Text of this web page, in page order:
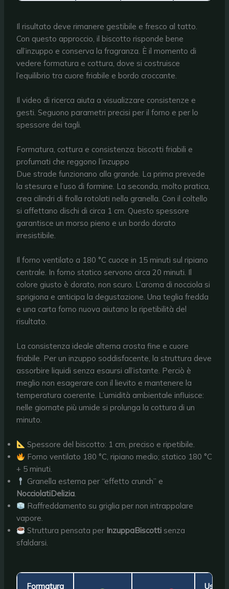
Il risultato deve rimanere gestibile e fresco al tatto.
Con questo approccio, il biscotto risponde bene
all’inzuppo e conserva la fragranza. È il momento di
vedere formatura e cottura, dove si costruisce
l’equilibrio tra cuore friabile e bordo croccante.
Il video di ricerca aiuta a visualizzare consistenze e
gesti. Seguono parametri precisi per il forno e per lo
spessore dei tagli.
Formatura, cottura e consistenza: biscotti friabili e
profumati che reggono l’inzuppo
Due strade funzionano alla grande. La prima prevede
la stesura e l’uso di formine. La seconda, molto pratica,
crea cilindri di frolla rotolati nella granella. Con il coltello
si affettano dischi di circa 1 cm. Questo spessore
garantisce un morso pieno e un bordo dorato
irresistibile.
Il forno ventilato a 180 °C cuoce in 15 minuti sul ripiano
centrale. In forno statico servono circa 20 minuti. Il
colore giusto è dorato, non scuro. L’aroma di nocciola si
sprigiona e anticipa la degustazione. Una teglia fredda
e una carta forno nuova aiutano la ripetibilità del
risultato.
La consistenza ideale alterna crosta fine e cuore
friabile. Per un inzuppo soddisfacente, la struttura deve
assorbire liquidi senza esaursi all’istante. Perciò è
meglio non esagerare con il lievito e mantenere la
temperatura coerente. L’umidità ambientale influisce:
nelle giornate più umide si prolunga la cottura di un
minuto.
Spessore del biscotto: 1 cm, preciso e ripetibile.
Forno ventilato 180 °C, ripiano medio; statico 180 °C
+ 5 minuti.
Granella esterna per “effetto crunch” e
NocciolatiDelizia.
Raffreddamento su griglia per non intrappolare
vapore.
Struttura pensata per InzuppaBiscotti senza
sfaldarsi.
Formatura Uso